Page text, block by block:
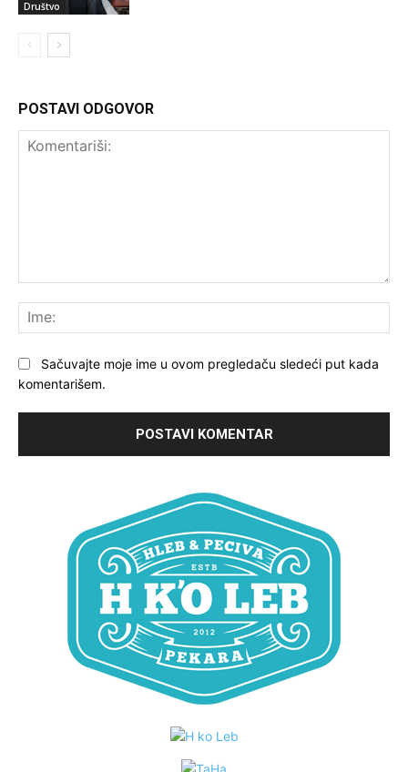
Društvo
POSTAVI ODGOVOR
Sačuvajte moje ime u ovom pregledaču sledeći put kada
komentarišem.